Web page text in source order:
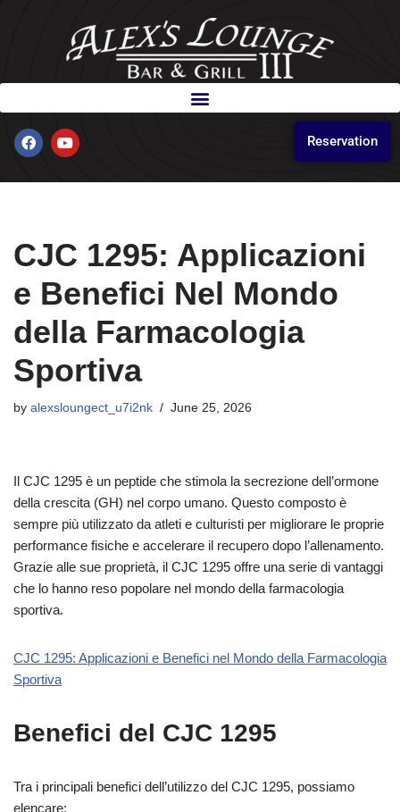
Reservation
CJC 1295: Applicazioni
e Benefici Nel Mondo
della Farmacologia
Sportiva
by alexsloungect_u7i2nk June 25, 2026
Il CJC 1295 è un peptide che stimola la secrezione dell’ormone
della crescita (GH) nel corpo umano. Questo composto è
sempre più utilizzato da atleti e culturisti per migliorare le proprie
performance fisiche e accelerare il recupero dopo l’allenamento.
Grazie alle sue proprietà, il CJC 1295 offre una serie di vantaggi
che lo hanno reso popolare nel mondo della farmacologia
sportiva.
CJC 1295: Applicazioni e Benefici nel Mondo della Farmacologia
Sportiva
Benefici del CJC 1295
Tra i principali benefici dell’utilizzo del CJC 1295, possiamo
elencare: